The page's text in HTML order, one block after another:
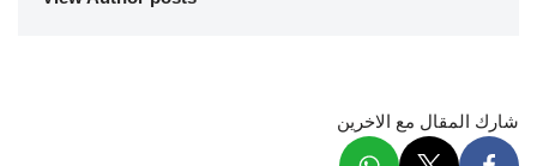
شارك المقال مع الاخرين